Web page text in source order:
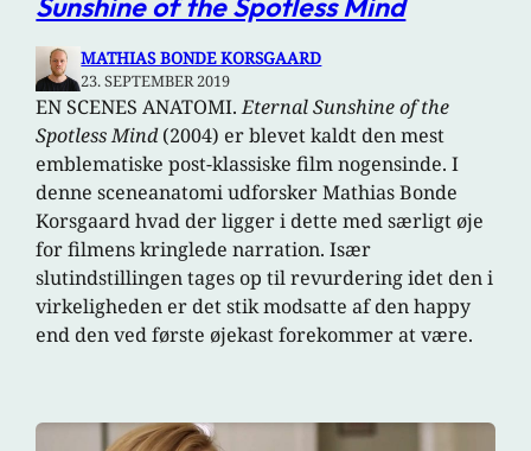
MATHIAS BONDE KORSGAARD
23. SEPTEMBER 2019
EN SCENES ANATOMI.Eternal Sunshine of the
Spotless Mind(2004) er blevet kaldt den mest
emblematiske post-klassiske film nogensinde. I
denne sceneanatomi udforsker Mathias Bonde
Korsgaard hvad der ligger i dette med særligt øje
for filmens kringlede narration. Især
slutindstillingen tages op til revurdering idet den i
virkeligheden er det stik modsatte af den happy
end den ved første øjekast forekommer at være.